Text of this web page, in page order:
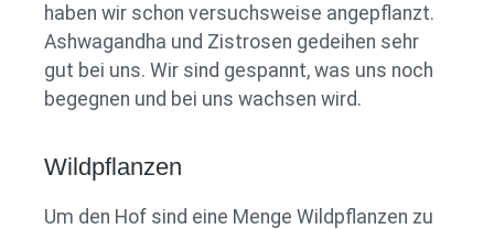
haben wir schon versuchsweise angepflanzt.
Ashwagandha und Zistrosen gedeihen sehr
gut bei uns. Wir sind gespannt, was uns noch
begegnen und bei uns wachsen wird.
Wildpflanzen
Um den Hof sind eine Menge Wildpflanzen zu